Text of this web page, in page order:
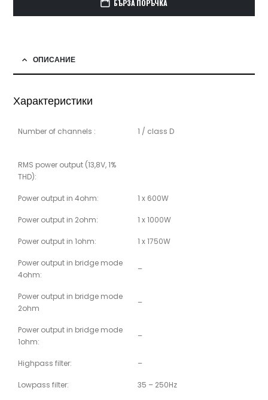
БЪРЗА ПОРЪЧКА
ОПИСАНИЕ
Характеристики
Number of channels : 1 / class D
RMS power output (13,8V, 1%
THD):
Power output in 4ohm: 1 x 600W
Power output in 2ohm: 1 x 1000W
Power output in 1ohm: 1 x 1750W
Power output in bridge mode
4ohm:
–
Power output in bridge mode
2ohm
–
Power output in bridge mode
1ohm:
–
Highpass filter: –
Lowpass filter: 35 – 250Hz